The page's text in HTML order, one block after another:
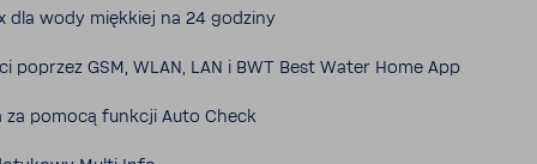
dla wody mięk­kiej na 24 godziny
poprzez GSM, WLAN, LAN i BWT Best Water Home App
za pomocą funkcji Auto Check